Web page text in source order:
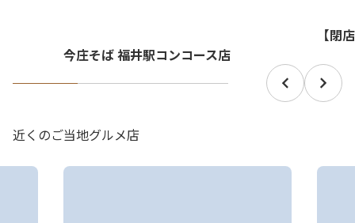
今庄そば 福井駅コンコース店
【閉
近くのご当地グルメ店